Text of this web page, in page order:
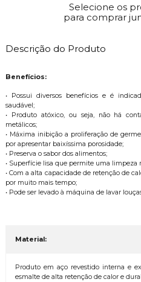
Selecione os
para comprar
Descrição do Produto
Benefícios:
• Possui diversos benefícios e é
saudável;
• Produto atóxico, ou seja, não há
metálicos;
• Máxima inibição a proliferação de
por apresentar baixíssima porosidade;
• Preserva o sabor dos alimentos;
• Superfície lisa que permite uma limpeza
• Com a alta capacidade de retenção de
por muito mais tempo;
• Pode ser levado à máquina de lavar
Material:
Produto em aço revestido interna e
esmalte de alta retenção de calor e